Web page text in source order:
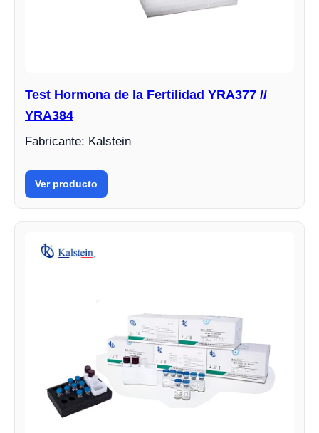
Test Hormona de la Fertilidad YRA377 //
YRA384
Fabricante: Kalstein
Ver producto